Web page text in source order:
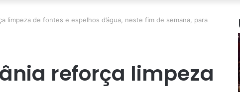
limpeza de fontes e espelhos d’água, neste fim de semana, para
reforça limpeza